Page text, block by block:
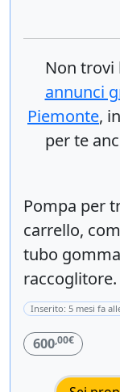
Non trovi
annunci
Piemonte,
per te
Pompa per
carrello,
tubo
raccoglitore.
Inserito: 5 mesi fa
600,00€